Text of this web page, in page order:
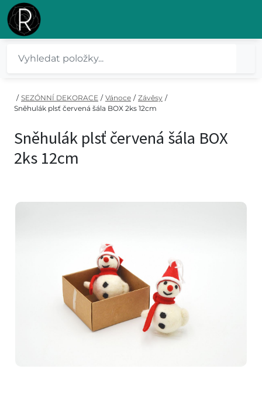
/ SEZÓNNÍ DEKORACE / Vánoce / Závěsy /
Sněhulák plsť červená šála BOX 2ks 12cm
Sněhulák plsť červená šála BOX
2ks 12cm